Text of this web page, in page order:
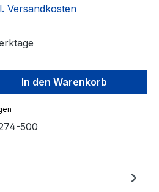
Versandkosten
Gib den
In den Warenkorb
500